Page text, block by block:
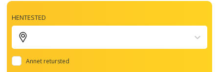
HENTESTED
Annet retursted